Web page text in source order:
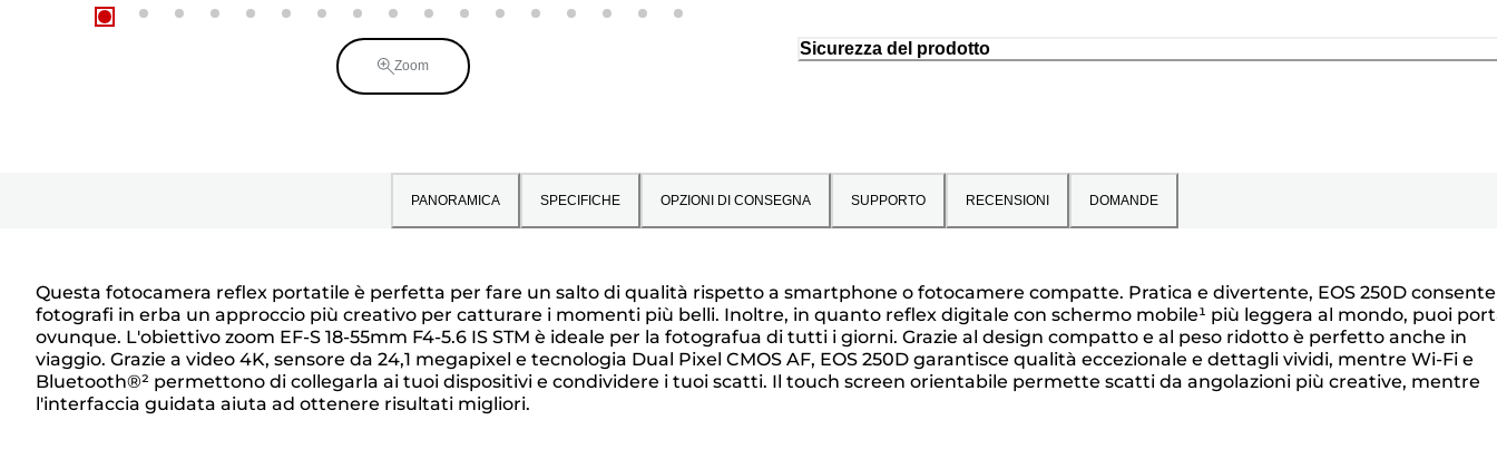
Zoom
Sicurezza del prodotto
PANORAMICA SPECIFICHE OPZIONI DI CONSEGNA SUPPORTO RECENSIONI DOMANDE
Panoramica
Questa fotocamera reflex portatile è perfetta per fare un salto di qualità rispetto a smartphone o fotocamere compatte. Pratica e divertente, EOS 250D
fotografi in erba un approccio più creativo per catturare i momenti più belli. Inoltre, in quanto reflex digitale con schermo mobile¹ più leggera al mondo, puoi
ovunque. L'obiettivo zoom EF-S 18-55mm F4-5.6 IS STM è ideale per la fotografua di tutti i giorni. Grazie al design compatto e al peso ridotto è perfetto anche in
viaggio. Grazie a video 4K, sensore da 24,1 megapixel e tecnologia Dual Pixel CMOS AF, EOS 250D garantisce qualità eccezionale e dettagli vividi, mentre Wi-Fi e
Bluetooth®² permettono di collegarla ai tuoi dispositivi e condividere i tuoi scatti. Il touch screen orientabile permette scatti da angolazioni più creative, mentre
l'interfaccia guidata aiuta ad ottenere risultati migliori.